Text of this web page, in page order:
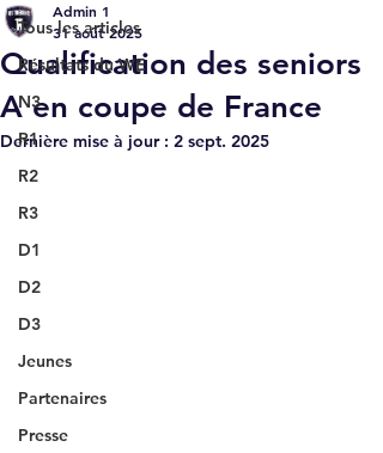
Tous les articles
Résultats du WE
N3
R1
R2
R3
D1
D2
D3
Jeunes
Partenaires
Presse
Qualification des seniors
A en coupe de France
Admin 1
31 août 2025
Dernière mise à jour : 2 sept. 2025